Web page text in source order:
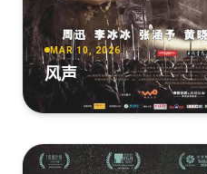
MAR 10, 2026
风声